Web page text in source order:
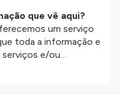
que vê aqui?
um serviço
toda a informação e
e/ou
website são